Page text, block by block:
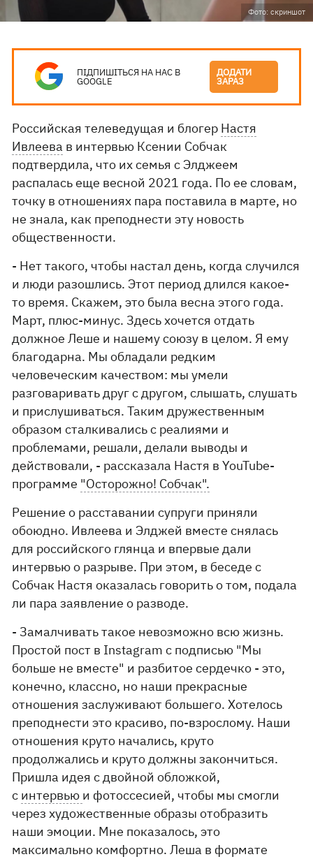
Фото: скриншот
ПІДПИШІТЬСЯ НА НАС В
GOOGLE
ДОДАТИ
ЗАРАЗ
Российская телеведущая и блогер Настя
Ивлеева в интервью Ксении Собчак
подтвердила, что их семья с Элджеем
распалась еще весной 2021 года. По ее словам,
точку в отношениях пара поставила в марте, но
не знала, как преподнести эту новость
общественности.
- Нет такого, чтобы настал день, когда случился
и люди разошлись. Этот период длился какое-
то время. Скажем, это была весна этого года.
Март, плюс-минус. Здесь хочется отдать
должное Леше и нашему союзу в целом. Я ему
благодарна. Мы обладали редким
человеческим качеством: мы умели
разговаривать друг с другом, слышать, слушать
и прислушиваться. Таким дружественным
образом сталкивались с реалиями и
проблемами, решали, делали выводы и
действовали, - рассказала Настя в YouTube-
программе "Осторожно! Собчак".
Решение о расставании супруги приняли
обоюдно. Ивлеева и Элджей вместе снялась
для российского глянца и впервые дали
интервью о разрыве. При этом, в беседе с
Собчак Настя оказалась говорить о том, подала
ли пара заявление о разводе.
- Замалчивать такое невозможно всю жизнь.
Простой пост в Instagram с подписью "Мы
больше не вместе" и разбитое сердечко - это,
конечно, классно, но наши прекрасные
отношения заслуживают большего. Хотелось
преподнести это красиво, по-взрослому. Наши
отношения круто начались, круто
продолжались и круто должны закончиться.
Пришла идея с двойной обложкой,
с интервью и фотоссесией, чтобы мы смогли
через художественные образы отобразить
наши эмоции. Мне показалось, это
максимально комфортно. Леша в формате